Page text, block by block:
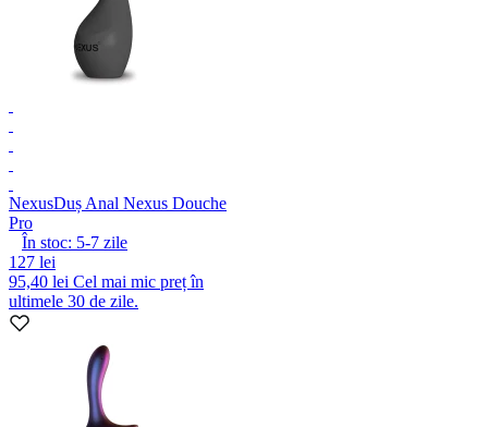
NexusDuș Anal Nexus Douche
Pro
În stoc: 5-7 zile
127 lei
95,40 lei Cel mai mic preț în
ultimele 30 de zile.